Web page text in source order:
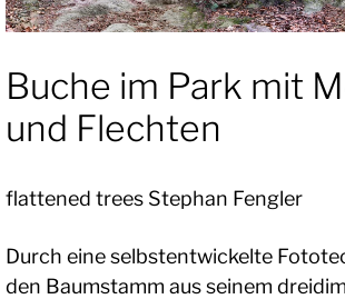
Buche im Park mit
und Flechten
flattened trees Stephan Fengler
Durch eine selbstentwickelte
den Baumstamm aus seinem